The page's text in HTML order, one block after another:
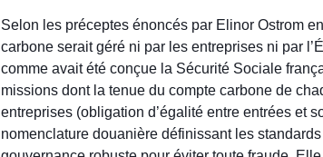
Selon les préceptes énoncés par Elinor Ostrom
carbone serait géré ni par les entreprises ni par
comme avait été conçue la Sécurité Sociale
missions dont la tenue du compte carbone de
entreprises (obligation d’égalité entre entrées et
nomenclature douanière définissant les